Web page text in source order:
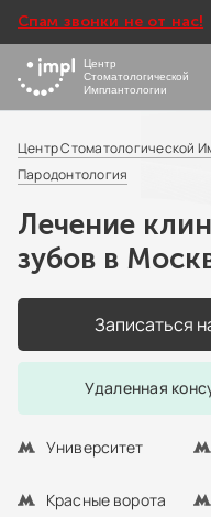
Спам звонки не от нас!
Центр
Стоматологической
Имплантологии
Центр Стоматологической
Пародонтология
Лечение
зубов в
Записаться
Удаленная
Университет
Красные ворота